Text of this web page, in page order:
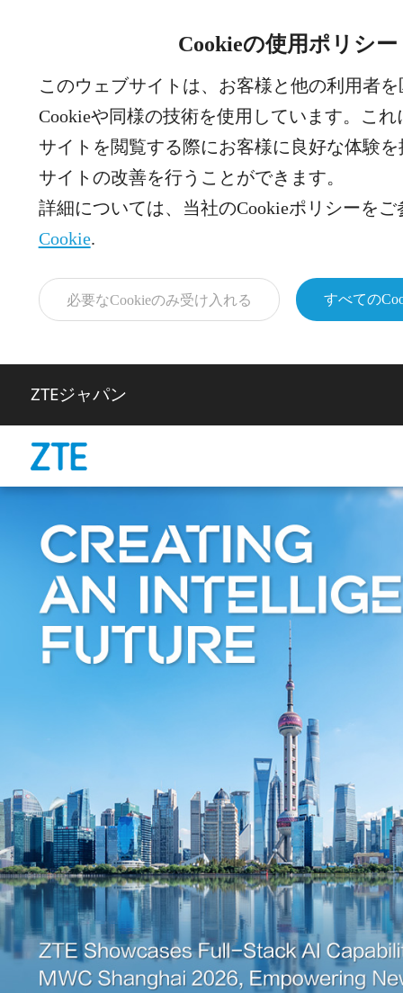
Cookieの使用ポリシー
このウェブサイトは、お客様と他の利用者
Cookieや同様の技術を使用しています。こ
サイトを閲覧する際にお客様に良好な体験
サイトの改善を行うことができます。
詳細については、当社のCookieポリシーを
Cookie.
必要なCookieのみ受け入れる すべての
ZTEジャパン